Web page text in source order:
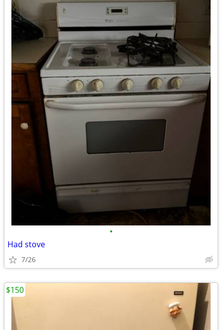
•
Had stove
7/26
$150